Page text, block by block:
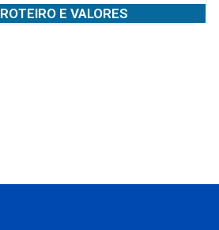
ROTEIRO E VALORES